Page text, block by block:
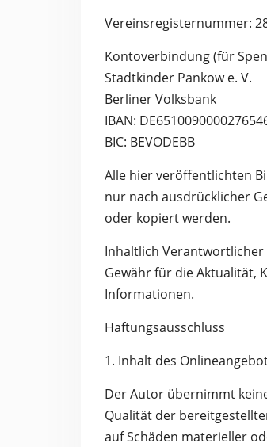
Vereinsregisternummer:
Kontoverbindung (für
Stadtkinder Pankow e. V.
Berliner Volksbank
IBAN:
BIC: BEVODEBB
Alle hier veröffentlichten
nur nach ausdrücklicher
oder kopiert werden.
Inhaltlich Verantwortlicher
Gewähr für die Aktualität,
Informationen.
Haftungsausschluss
1. Inhalt des
Der Autor übernimmt
Qualität der
auf Schäden materieller